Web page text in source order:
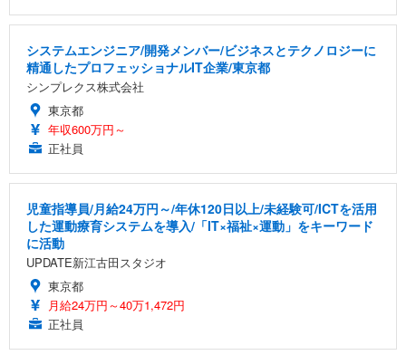
システムエンジニア/開発メンバー/ビジネスとテクノロジーに
精通したプロフェッショナルIT企業/東京都
シンプレクス株式会社
東京都
年収600万円～
正社員
児童指導員/月給24万円～/年休120日以上/未経験可/ICTを活用
した運動療育システムを導入/「IT×福祉×運動」をキーワード
に活動
UPDATE新江古田スタジオ
東京都
月給24万円～40万1,472円
正社員